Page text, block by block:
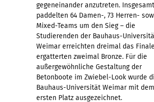
gegeneinander anzutreten. Insgesamt
paddelten 64 Damen-, 73 Herren-
Mixed-Teams um den Sieg – die
Studierenden der Bauhaus-
Weimar erreichten dreimal das
ergatterten zweimal Bronze. Für die
außergewöhnliche Gestaltung der
Betonboote im Zwiebel-Look wurde
Bauhaus-Universität Weimar mit dem
ersten Platz ausgezeichnet.